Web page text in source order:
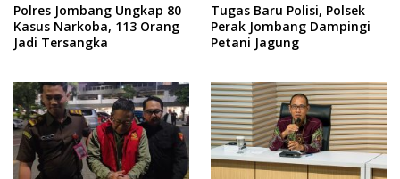
Polres Jombang Ungkap 80
Kasus Narkoba, 113 Orang
Jadi Tersangka
Tugas Baru Polisi, Polsek
Perak Jombang Dampingi
Petani Jagung